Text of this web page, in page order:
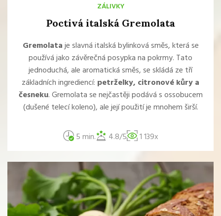
ZÁLIVKY
Poctivá italská Gremolata
Gremolataje slavná italská bylinková směs, která se
používá jako závěrečná posypka na pokrmy. Tato
jednoduchá, ale aromatická směs, se skládá ze tří
základních ingrediencí: petrželky, citronové kůry a
česneku. Gremolata se nejčastěji podává s ossobucem
(dušené telecí koleno), ale její použití je mnohem širší.
5 min. 4.8/5 1 139x